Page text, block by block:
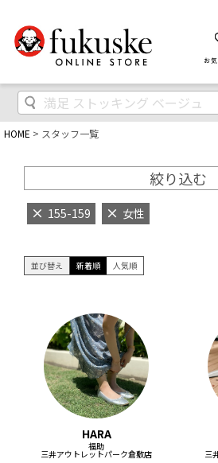
お
HOME スタッフ一覧
絞り込む
155-159 女性
並び替え 新着順 人気順
HARA
福助
三井アウトレットパーク倉敷店 三